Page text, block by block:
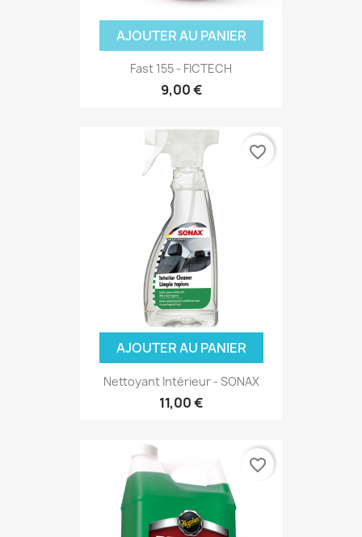
AJOUTER AU PANIER
Fast 155 - FICTECH
9,00 €
AJOUTER AU PANIER
Nettoyant Intérieur - SONAX
11,00 €
favorite_border
favorite_border